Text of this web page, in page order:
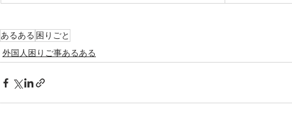
あるある 困りごと
外国人困りご事あるある